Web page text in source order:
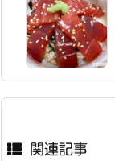
関連記事